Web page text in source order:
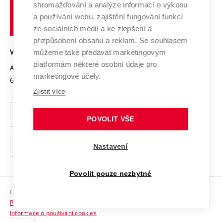
Transfer znalostí
Open Science
Projekty
Projekty ze strukturálních fondů
Specifický výzkum
Služby univerzity
Mezinárodní dohody
Univerzitní sítě
Udržitelná univerzita
Podnikavá univerzita / ContriBUTe
Bezpečná univerzita
Vyznamenání
Organizační struktura
Ochrana osobních údajů
odkaz)
Sociální bezpečí
HR Award
učení
technické
VYSOKÉ UČENÍ TECHNICKÉ V BRNĚ
Antonínská 548/1
602 00 Brno
www.vut.cz
vut@vutbr.cz
Copyright © 2026 VUT
Prohlášení o přístupnosti
Informace o používání cookies
shromažďování a analýze informací o výkonu
a používání webu, zajištění fungování funkcí
ze sociálních médií a ke zlepšení a
přizpůsobení obsahu a reklam. Se souhlasem
můžeme také předávat marketingovým
platformám některé osobní údaje pro
marketingové účely.
Zjistit více
POVOLIT VŠE
Nastavení
Povolit pouze nezbytné